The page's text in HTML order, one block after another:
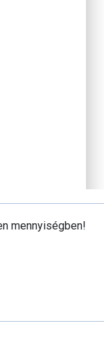
mennyiségben!